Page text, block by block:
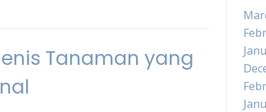
Tanaman yang